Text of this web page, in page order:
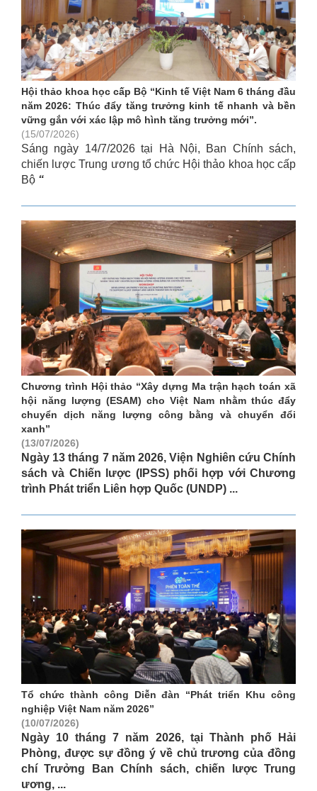
Hội thảo khoa học cấp Bộ “Kinh tế Việt Nam 6 tháng đầu
năm 2026: Thúc đẩy tăng trưởng kinh tế nhanh và bền
vững gắn với xác lập mô hình tăng trưởng mới”.
(15/07/2026)
Sáng ngày 14/7/2026 tại Hà Nội, Ban Chính sách,
chiến lược Trung ương tổ chức Hội thảo khoa học cấp
Bộ “
Chương trình Hội thảo “Xây dựng Ma trận hạch toán xã
hội năng lượng (ESAM) cho Việt Nam nhằm thúc đẩy
chuyển dịch năng lượng công bằng và chuyển đổi
xanh”
(13/07/2026)
Ngày 13 tháng 7 năm 2026, Viện Nghiên cứu Chính
sách và Chiến lược (IPSS) phối hợp với Chương
trình Phát triển Liên hợp Quốc (UNDP) ...
Tổ chức thành công Diễn đàn “Phát triển Khu công
nghiệp Việt Nam năm 2026”
(10/07/2026)
Ngày 10 tháng 7 năm 2026, tại Thành phố Hải
Phòng, được sự đồng ý về chủ trương của đồng
chí Trưởng Ban Chính sách, chiến lược Trung
ương, ...